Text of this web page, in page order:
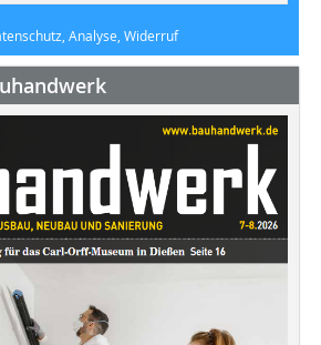
Analyse, Widerruf